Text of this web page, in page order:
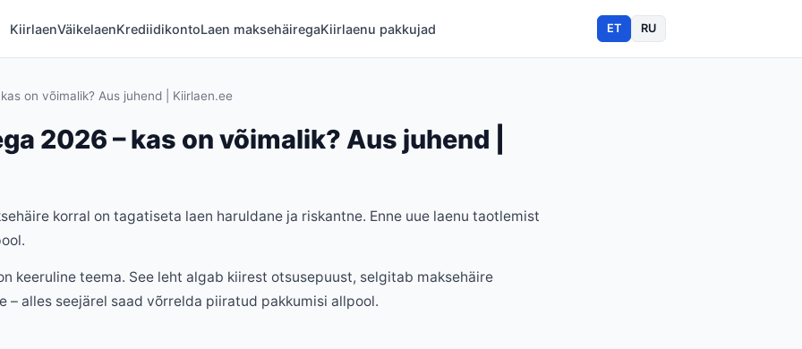
KiirlaenVäikelaenKrediidikontoLaen maksehäiregaKiirlaenu pakkujad ET RU
on võimalik? Aus juhend | Kiirlaen.ee
2026 – kas on võimalik? Aus juhend |
korral on tagatiseta laen haruldane ja riskantne. Enne uue laenu taotlemist
keeruline teema. See leht algab kiirest otsusepuust, selgitab maksehäire
– alles seejärel saad võrrelda piiratud pakkumisi allpool.